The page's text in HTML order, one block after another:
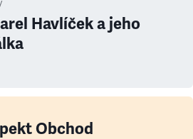
Havlíček a jeho
Obchod